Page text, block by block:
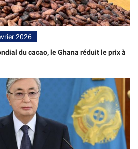
2026
du cacao, le Ghana réduit le prix à